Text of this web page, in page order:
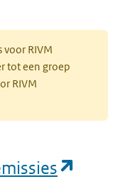
voor RIVM
tot een groep
RIVM